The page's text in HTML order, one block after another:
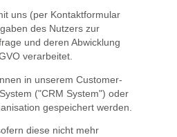
uns (per Kontaktformular
des Nutzers zur
und deren Abwicklung
verarbeitet.
in unserem Customer-
("CRM System") oder
gespeichert werden.
diese nicht mehr